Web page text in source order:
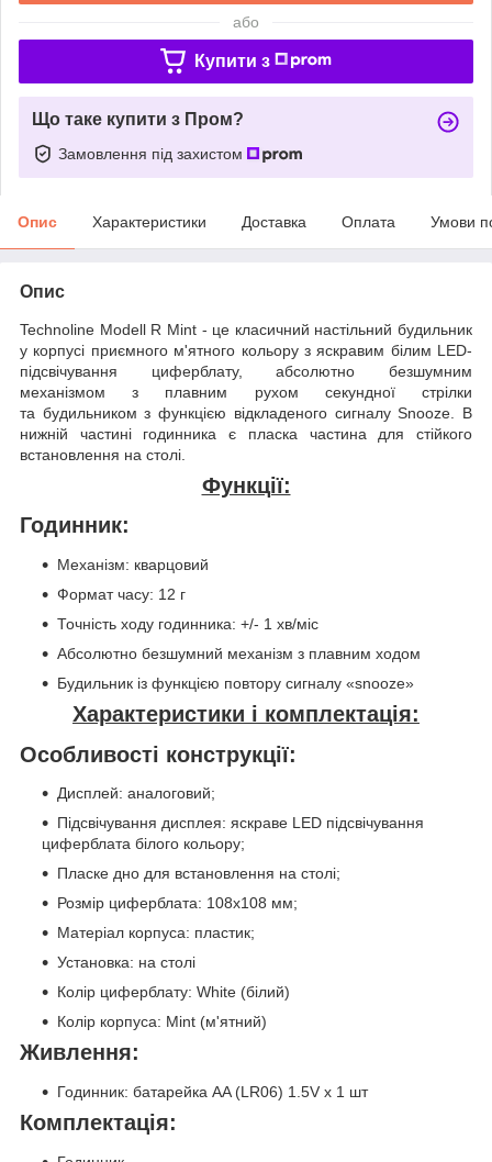
або
Купити з
Що таке купити з Пром?
Замовлення під захистом
Опис Характеристики Доставка Оплата Умови
Опис
Technoline Modell R Mint - це класичний настільний будильник
у корпусі приємного м'ятного кольору з яскравим білим LED-
підсвічування циферблату, абсолютно безшумним
механізмом з плавним рухом секундної стрілки
та будильником з функцією відкладеного сигналу Snooze. В
нижній частині годинника є пласка частина для стійкого
встановлення на столі.
Функції:
Годинник:
Механізм: кварцовий
Формат часу: 12 г
Точність ходу годинника: +/- 1 хв/міс
Абсолютно безшумний механізм з плавним ходом
Будильник із функцією повтору сигналу «snooze»
Характеристики і комплектація:
Особливості конструкції:
Дисплей: аналоговий;
Підсвічування дисплея: яскраве LED підсвічування
циферблата білого кольору;
Пласке дно для встановлення на столі;
Розмір циферблата: 108x108 мм;
Матеріал корпуса: пластик;
Установка: на столі
Колір циферблату: White (білий)
Колір корпуса: Mint (м'ятний)
Живлення:
Годинник: батарейка АA (LR06) 1.5V х 1 шт
Комплектація: